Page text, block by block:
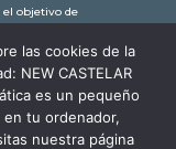
el objetivo de
de 60kW, la
34,79
116.677 km en coche
las cookies de la
NEW CASTELAR
es un pequeño
tu ordenador,
nuestra página